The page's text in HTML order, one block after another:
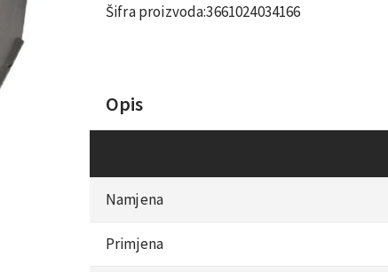
Šifra proizvoda:3661024034166
Opis
Namjena
Primjena